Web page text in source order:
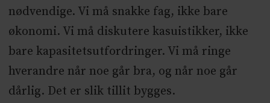
nødvendige. Vi må snakke fag, ikke bare
økonomi. Vi må diskutere kasuistikker, ikke
bare kapasitetsutfordringer. Vi må ringe
hverandre når noe går bra, og når noe går
dårlig. Det er slik tillit bygges.